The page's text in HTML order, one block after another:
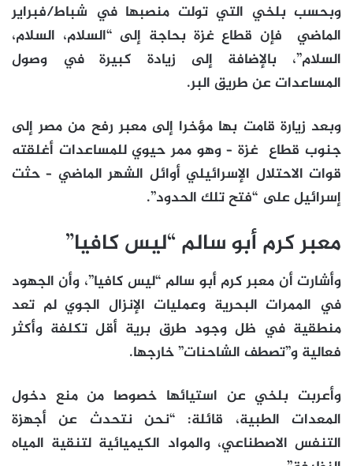
وبحسب بلخي التي تولت منصبها في شباط/فبراير
الماضي فإن قطاع غزة بحاجة إلى “السلام، السلام،
السلام”، بالإضافة إلى زيادة كبيرة في وصول
المساعدات عن طريق البر.
وبعد زيارة قامت بها مؤخرا إلى معبر رفح من مصر إلى
جنوب قطاع غزة – وهو ممر حيوي للمساعدات أغلقته
قوات الاحتلال الإسرائيلي أوائل الشهر الماضي – حثت
إسرائيل على “فتح تلك الحدود”.
معبر كرم أبو سالم “ليس كافيا”
وأشارت أن معبر كرم أبو سالم “ليس كافيا”، وأن الجهود
في الممرات البحرية وعمليات الإنزال الجوي لم تعد
منطقية في ظل وجود طرق برية أقل تكلفة وأكثر
فعالية و”تصطف الشاحنات” خارجها.
وأعربت بلخي عن استيائها خصوصا من منع دخول
المعدات الطبية، قائلة: “نحن نتحدث عن أجهزة
التنفس الاصطناعي، والمواد الكيميائية لتنقية المياه